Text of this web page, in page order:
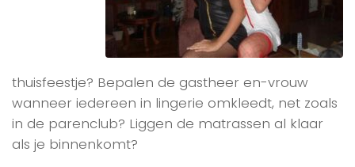
thuisfeestje? Bepalen de gastheer en-vrouw
wanneer iedereen in lingerie omkleedt, net zoals
in de parenclub? Liggen de matrassen al klaar
als je binnenkomt?